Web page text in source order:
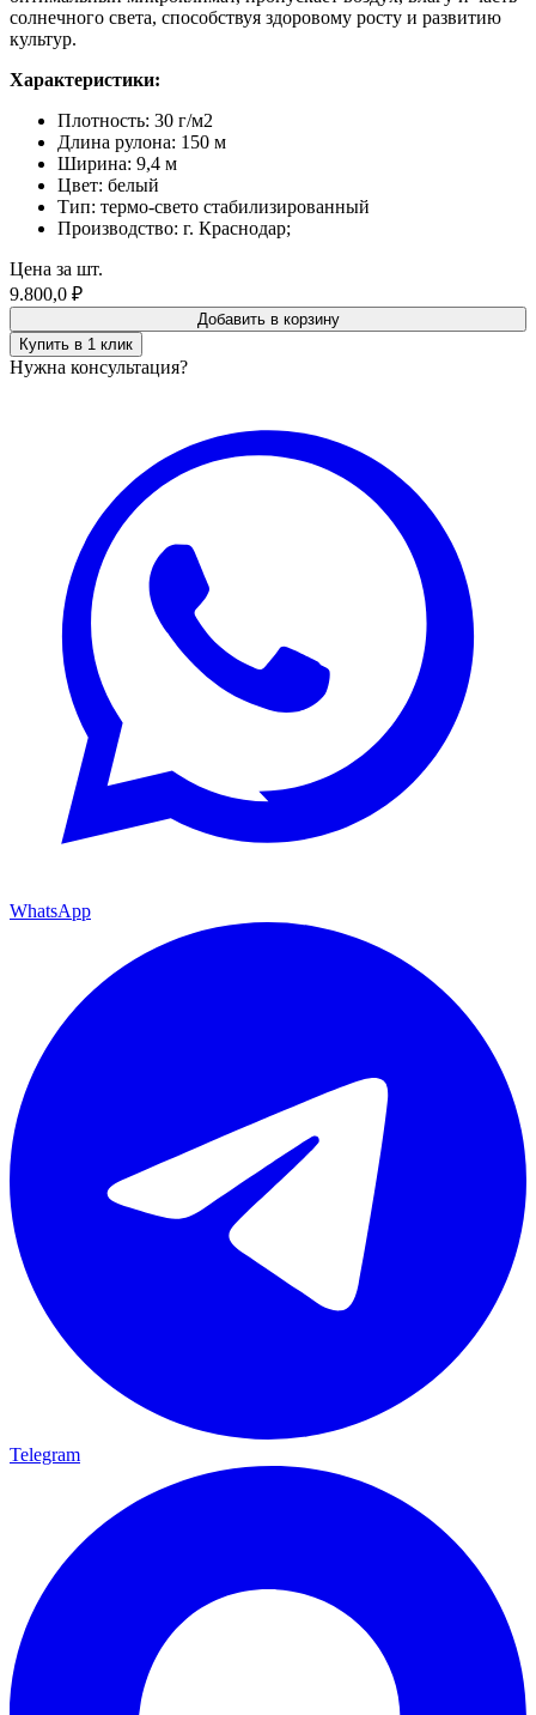
солнечного света, способствуя здоровому росту и развитию
культур.
Характеристики:
Плотность: 30 г/м2
Длина рулона: 150 м
Ширина: 9,4 м
Цвет: белый
Тип: термо-свето стабилизированный
Производство: г. Краснодар;
Цена за шт.
9.800,0 ₽
Добавить в корзину
Купить в 1 клик
Нужна консультация?
WhatsApp
Telegram